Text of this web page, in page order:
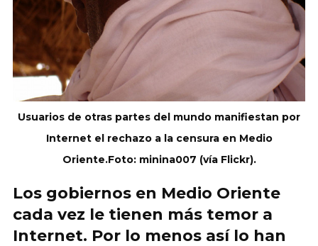
Usuarios de otras partes del mundo manifiestan por
Internet el rechazo a la censura en Medio
Oriente.Foto: minina007 (vía Flickr).
Los gobiernos en Medio Oriente
cada vez le tienen más temor a
Internet. Por lo menos así lo han